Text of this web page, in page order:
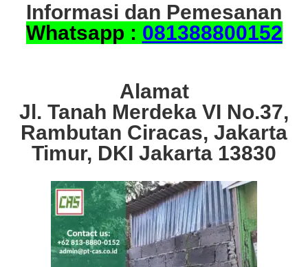
Informasi dan Pemesanan
Whatsapp : 081388800152
Alamat
Jl. Tanah Merdeka VI No.37,
Rambutan Ciracas, Jakarta
Timur, DKI Jakarta 13830